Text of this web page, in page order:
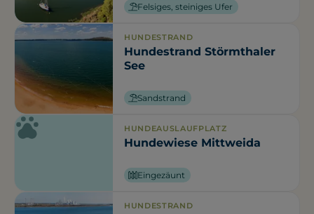
Felsiges, steiniges Ufer
HUNDESTRAND
Hundestrand Störmthaler
See
Sandstrand
HUNDEAUSLAUFPLATZ
Hundewiese Mittweida
Eingezäunt
HUNDESTRAND